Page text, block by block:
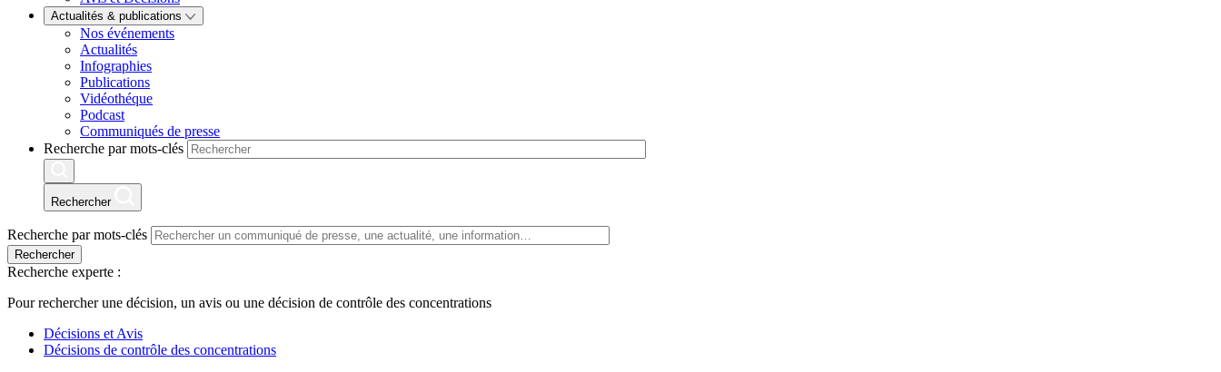
Actualités & publications
Nos événements
Actualités
Infographies
Publications
Vidéothéque
Podcast
Communiqués de presse
Recherche par mots-clés
Rechercher
Recherche par mots-clés
Rechercher
Recherche experte :
Pour rechercher une décision, un avis ou une décision de contrôle des concentrations
Décisions et Avis
Décisions de contrôle des concentrations